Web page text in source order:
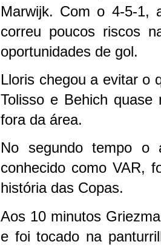
Marwijk. Com o 4-5-1,
correu poucos riscos
oportunidades de gol.
Lloris chegou a evitar o
Tolisso e Behich
fora da área.
No segundo tempo o
conhecido como VAR,
história das Copas.
Aos 10 minutos
e foi tocado na